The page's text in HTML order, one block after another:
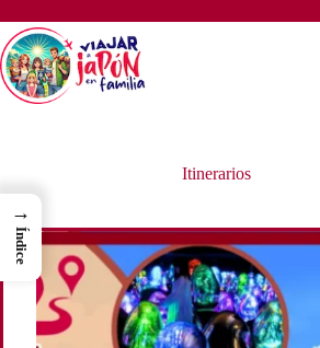
al
contenido
Itinerarios
→
Índice